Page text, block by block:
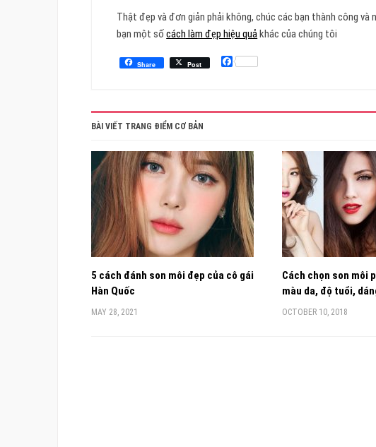
Thật đẹp và đơn giản phải không, chúc các bạn thành công và
bạn một sốcách làm đẹp hiệu quảkhác của chúng tôi
Share Post Facebook
BÀI VIẾT TRANG ĐIỂM CƠ BẢN
5 cách đánh son môi đẹp của cô gái
Hàn Quốc
MAY 28, 2021
Cách chọn son môi
màu da, độ tuổi,
OCTOBER 10, 2018